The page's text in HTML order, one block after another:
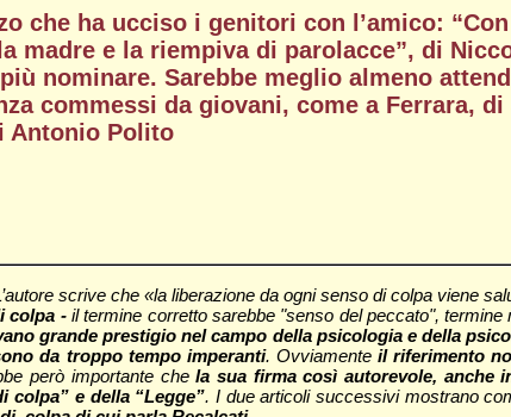
che ha ucciso i genitori con l’amico:
madre e la riempiva di parolacce”, di
nominare. Sarebbe meglio almeno
commessi da giovani, come a Ferrara, di
Antonio Polito
scrive che «la liberazione da ogni senso di colpa viene
colpa -il termine corretto sarebbe "senso del peccato",
grande prestigio nel campo della psicologia e della
da troppo tempo imperanti. Ovviamenteil riferimento
però importante chela sua firma così autorevole, anche
colpa” e della “Legge”. I due articoli successivi mostrano